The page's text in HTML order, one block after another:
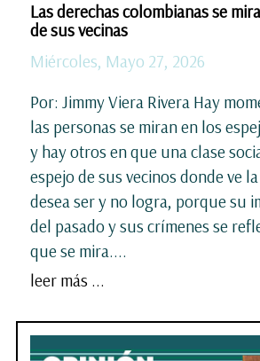
Las derechas colombianas se
de sus vecinas
Miércoles, Mayo 27, 2026
Por: Jimmy Viera Rivera Hay
las personas se miran en los
y hay otros en que una clase
espejo de sus vecinos donde ve
desea ser y no logra, porque su
del pasado y sus crímenes se
que se mira....
leer más ...